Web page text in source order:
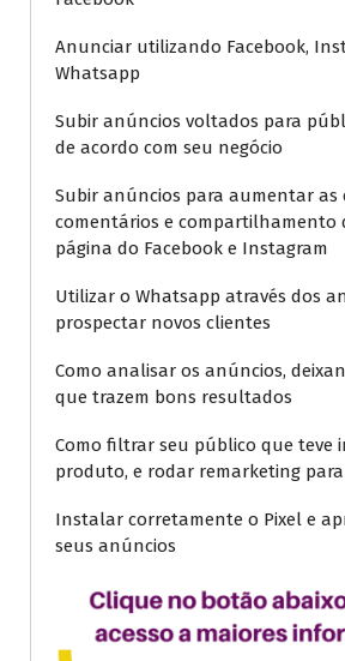
Anunciar utilizando Facebook,
Whatsapp
Subir anúncios voltados para
de acordo com seu negócio
Subir anúncios para aumentar as
comentários e compartilhamento
página do Facebook e Instagram
Utilizar o Whatsapp através dos
prospectar novos clientes
Como analisar os anúncios,
que trazem bons resultados
Como filtrar seu público que teve
produto, e rodar remarketing para
Instalar corretamente o Pixel e
seus anúncios